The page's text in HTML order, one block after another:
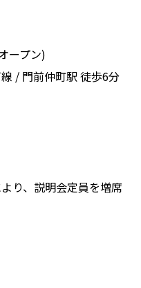
ープン)
/ 門前仲町駅 徒歩6分
り、説明会定員を増席